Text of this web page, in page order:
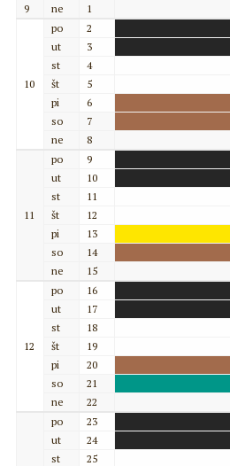
9
ne 1
10
po
2
ut
3
st
4
št
5
pi
6
so
7
ne
8
11
po
9
ut
10
st
11
št
12
pi
13
so
14
ne
15
12
po
16
ut
17
st
18
št
19
pi
20
so
21
ne
22
po
23
ut
24
st
25